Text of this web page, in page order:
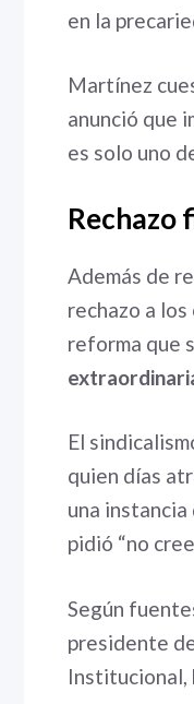
en la
Martínez
anunció que
es solo uno
Rechazo
Además de
rechazo a
reforma que
El
quien días
una
pidió “no
Según
presidente
Institucional,